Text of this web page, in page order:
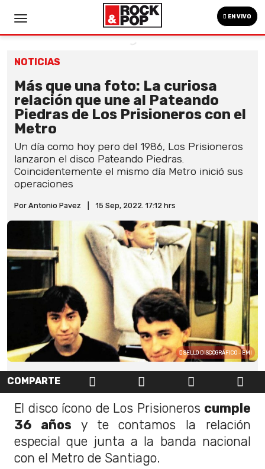
EN VIVO
NOTICIAS
Más que una foto: La curiosa
relación que une al Pateando
Piedras de Los Prisioneros con el
Metro
Un día como hoy pero del 1986, Los Prisioneros
lanzaron el disco Pateando Piedras.
Coincidentemente el mismo día Metro inició sus
operaciones
Por Antonio Pavez 15 Sep, 2022. 17:12 hrs
SELLO DISCOGRÁFICO - EMI
COMPARTE
El disco ícono de Los Prisioneros cumple
36 años y te contamos la relación
especial que junta a la banda nacional
con el Metro de Santiago.